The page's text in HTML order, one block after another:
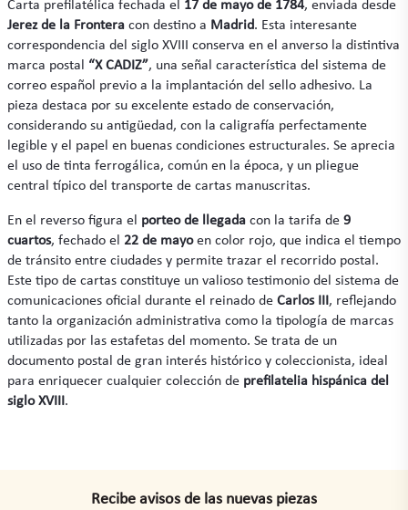
Carta prefilatélica fechada el 17 de mayo de 1784, enviada desde
Jerez de la Frontera con destino a Madrid. Esta interesante
correspondencia del siglo XVIII conserva en el anverso la distintiva
marca postal “X CADIZ”, una señal característica del sistema de
correo español previo a la implantación del sello adhesivo. La
pieza destaca por su excelente estado de conservación,
considerando su antigüedad, con la caligrafía perfectamente
legible y el papel en buenas condiciones estructurales. Se aprecia
el uso de tinta ferrogálica, común en la época, y un pliegue
central típico del transporte de cartas manuscritas.
En el reverso figura el porteo de llegada con la tarifa de 9
cuartos, fechado el 22 de mayoen color rojo, que indica el tiempo
de tránsito entre ciudades y permite trazar el recorrido postal.
Este tipo de cartas constituye un valioso testimonio del sistema de
comunicaciones oficial durante el reinado de Carlos III , reflejando
tanto la organización administrativa como la tipología de marcas
utilizadas por las estafetas del momento. Se trata de un
documento postal de gran interés histórico y coleccionista, ideal
para enriquecer cualquier colección de prefilatelia hispánica del
siglo XVIII .
Recibe avisos de las nuevas piezas